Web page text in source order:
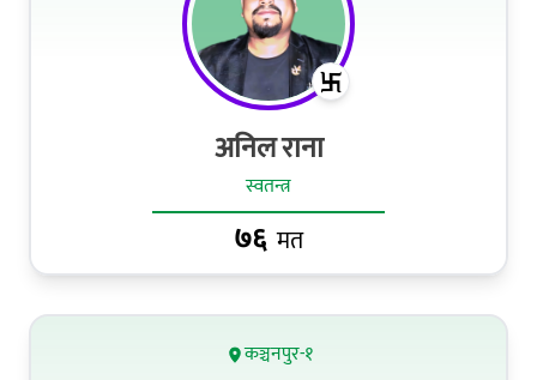
अनिल राना
स्वतन्त्र
७६ मत
कञ्चनपुर-१